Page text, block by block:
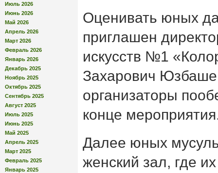
Июль 2026
Июнь 2026
Май 2026
Апрель 2026
Март 2026
Февраль 2026
Январь 2026
Декабрь 2025
Ноябрь 2025
Октябрь 2025
Сентябрь 2025
Август 2025
Июль 2025
Июнь 2025
Май 2025
Апрель 2025
Март 2025
Февраль 2025
Январь 2025
Оценивать юных
приглашен
искусств №1
Захарович
организаторы
конце
Далее юных
женский зал, где